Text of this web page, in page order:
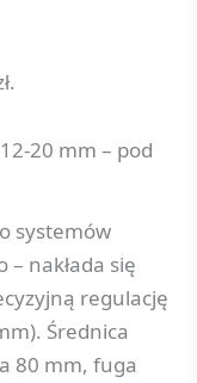
.
20 mm – pod
systemów
nakłada się
regulację
Średnica
80 mm, fuga